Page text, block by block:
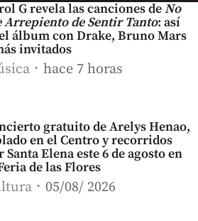
G revela las canciones deNo
Arrepiento de Sentir Tanto: así
álbum con Drake, Bruno Mars
invitados
hace 7 horas
gratuito de Arelys Henao,
en el Centro y recorridos
Santa Elena este 6 de agosto en
de las Flores
05/08/ 2026